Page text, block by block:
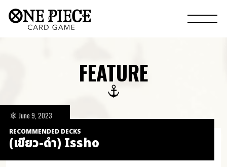
FEATURE
RECOMMENDED DECKS
(เขียว-ดำ) Issho
June 9, 2023